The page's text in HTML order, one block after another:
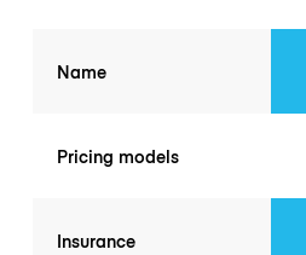
Name
Pricing models
Insurance